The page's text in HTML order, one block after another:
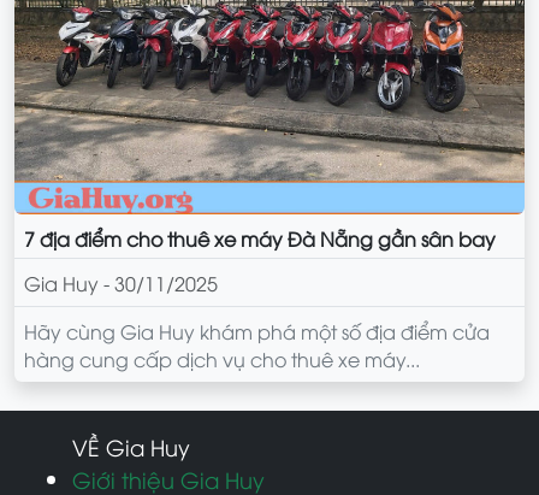
7 địa điểm cho thuê xe máy Đà Nẵng gần sân bay
Gia Huy - 30/11/2025
Hãy cùng Gia Huy khám phá một số địa điểm cửa
hàng cung cấp dịch vụ cho thuê xe máy...
VỀ Gia Huy
Giới thiệu Gia Huy